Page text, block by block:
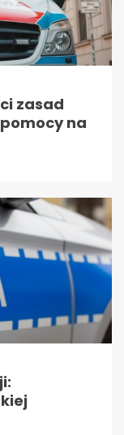
zasad
na